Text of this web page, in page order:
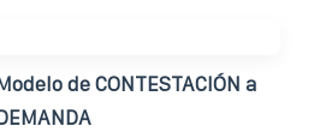
de CONTESTACIÓN a